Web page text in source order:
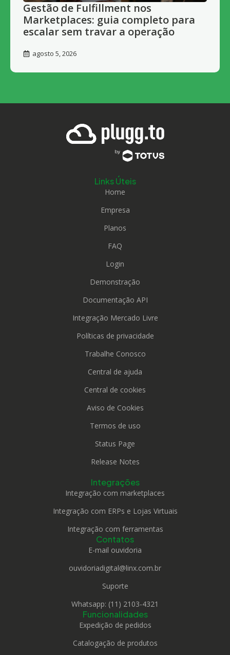
Gestão de Fulfillment nos
Marketplaces: guia completo para
escalar sem travar a operação
agosto 5, 2026
Links Úteis
Home
Empresa
Planos
FAQ
Login
Demonstração
Documentação API
Integração Mercado Livre
Políticas de privacidade
Trabalhe Conosco
Central de ajuda
Central de cookies
Aviso de Cookies
Termos de uso
Status Page
Release Notes
Integrações
Integração com marketplaces
Integração com ERPs e Lojas Virtuais
Integração com ferramentas
Contatos
E-mail ouvidoria
ouvidoriadigital@linx.com.br
Suporte
Whatsapp: (11) 2103-4321
Funcionalidades
Expedição de pedidos
Catalogação de produtos